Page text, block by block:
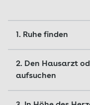
1. Ruhe finden
ruhiger Umgebung
Körperhaltung im
beginnen.
2. Den Hausarzt
aufsuchen